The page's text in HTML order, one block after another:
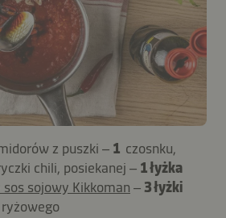
z puszki – 1 czosnku,
chili, posiekanej – 1 łyżka
sojowy Kikkoman – 3 łyżki